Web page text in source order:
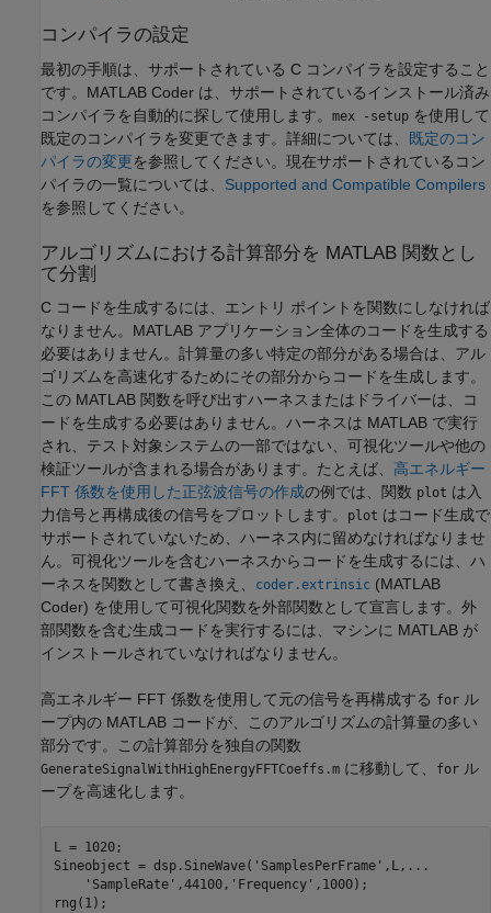
コンパイラの設定
最初の手順は、サポートされている C コンパイラを設定すること
です。 MATLAB Coder は、サポートされているインストール済み
コンパイラを自動的に探して使用します。 mex -setup を使用して
既定のコンパイラを変更できます。詳細については、 既定のコン
パイラの変更を参照してください。現在サポートされているコン
パイラの一覧については、 Supported and Compatible Compilers
を参照してください。
アルゴリズムにおける計算部分を MATLAB 関数とし
て分割
C コードを生成するには、エントリ ポイントを関数にしなければ
なりません。MATLAB アプリケーション全体のコードを生成する
必要はありません。計算量の多い特定の部分がある場合は、アル
ゴリズムを高速化するためにその部分からコードを生成します。
この MATLAB 関数を呼び出すハーネスまたはドライバーは、コ
ードを生成する必要はありません。ハーネスは MATLAB で実行
され、テスト対象システムの一部ではない、可視化ツールや他の
検証ツールが含まれる場合があります。たとえば、 高エネルギー
FFT 係数を使用した正弦波信号の作成の例では、関数 plot は入
力信号と再構成後の信号をプロットします。
plot はコード生成で
サポートされていないため、ハーネス内に留めなければなりませ
ん。可視化ツールを含むハーネスからコードを生成するには、ハ
ーネスを関数として書き換え、
coder.extrinsic (MATLAB
Coder) を使用して可視化関数を外部関数として宣言します。外
部関数を含む生成コードを実行するには、マシンに MATLAB が
インストールされていなければなりません。
高エネルギー FFT 係数を使用して元の信号を再構成する for ル
ープ内の MATLAB コードが、このアルゴリズムの計算量の多い
部分です。この計算部分を独自の関数
GenerateSignalWithHighEnergyFFTCoeffs.m に移動して、 for ル
ープを高速化します。
L = 1020;
Sineobject = dsp.SineWave( 'SamplesPerFrame' ,L, ...
'SampleRate' ,44100, 'Frequency' ,1000);
rng(1);